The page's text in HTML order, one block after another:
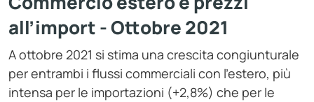
all’import - Ottobre 2021
A ottobre 2021 si stima una crescita congiunturale
per entrambi i flussi commerciali con l’estero, più
intensa per le importazioni (+2,8%) che per le